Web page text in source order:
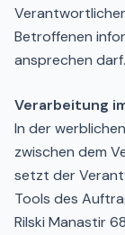
Betroffenen
ansprechen darf.
Verarbeitung
In der
zwischen dem
setzt der
Tools des
Rilski Manastir